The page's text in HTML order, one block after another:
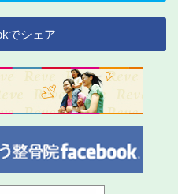
でシェア